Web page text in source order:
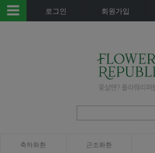
로그인 회원가입
축하화환 근조화환